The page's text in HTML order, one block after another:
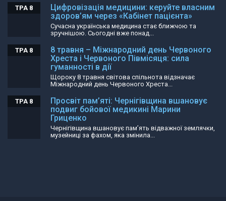
Цифровізація медицини: керуйте власним
здоров’ям через «Кабінет пацієнта»
ТРА 8
Сучасна українська медицина стає ближчою та
зручнішою. Сьогодні вже понад...
8 травня – Міжнародний день Червоного
Хреста і Червоного Півмісяця: сила
гуманності в дії
ТРА 8
Щороку 8 травня світова спільнота відзначає
Міжнародний день Червоного Хреста...
Просвіт пам’яті: Чернігівщина вшановує
подвиг бойової медикині Марини
Гриценко
ТРА 8
Чернігівщина вшановує пам’ять відважної землячки,
музейниці за фахом, яка змінила...